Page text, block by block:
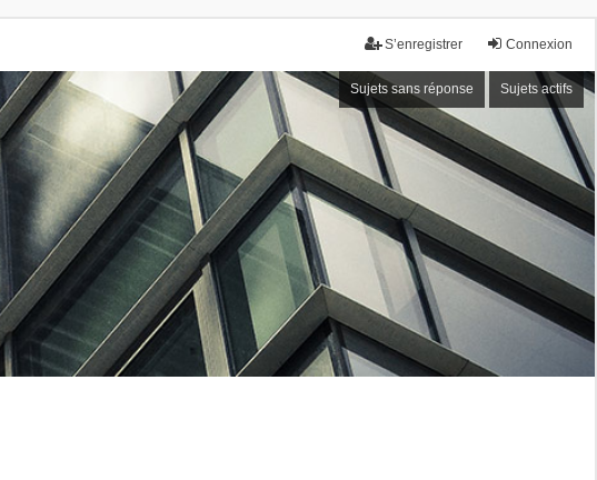
Connexion
S’enregistrer
Sujets sans réponse Sujets actifs